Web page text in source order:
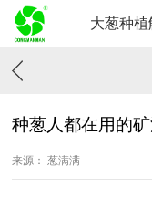
大葱种
种葱人都在用的
来源： 葱满满